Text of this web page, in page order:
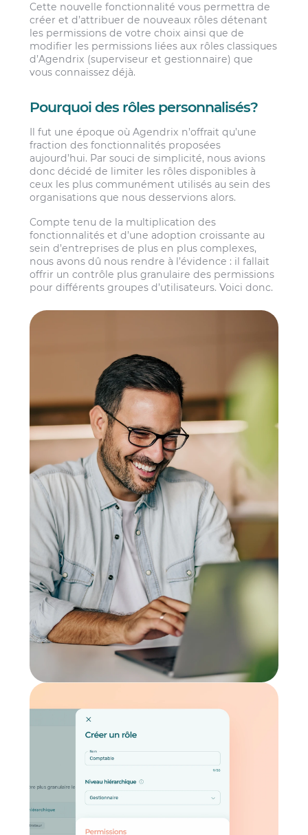
Cette nouvelle fonctionnalité vous permettra de
créer et d’attribuer de nouveaux rôles détenant
les permissions de votre choix ainsi que de
modifier les permissions liées aux rôles classiques
d’Agendrix (superviseur et gestionnaire) que
vous connaissez déjà.
Pourquoi des rôles personnalisés?
Il fut une époque où Agendrix n’offrait qu’une
fraction des fonctionnalités proposées
aujourd’hui. Par souci de simplicité, nous avions
donc décidé de limiter les rôles disponibles à
ceux les plus communément utilisés au sein des
organisations que nous desservions alors.
Compte tenu de la multiplication des
fonctionnalités et d’une adoption croissante au
sein d’entreprises de plus en plus complexes,
nous avons dû nous rendre à l’évidence : il fallait
offrir un contrôle plus granulaire des permissions
pour différents groupes d’utilisateurs. Voici donc.